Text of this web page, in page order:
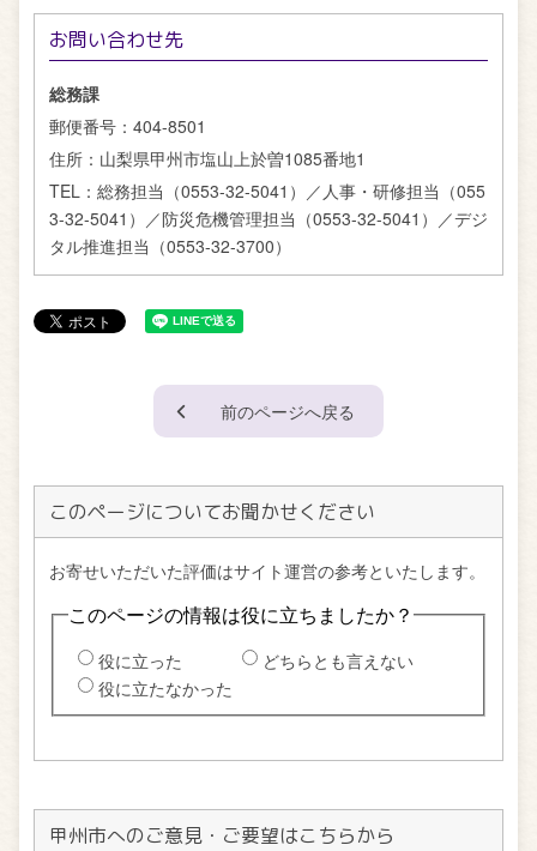
お問い合わせ先
総務課
郵便番号： 404-8501
住所： 山梨県甲州市塩山上於曽1085番地1
TEL： 総務担当（0553-32-5041）／人事・研修担当（055
3-32-5041）／防災危機管理担当（0553-32-5041）／デジ
タル推進担当（0553-32-3700）
前のページへ戻る
このページについてお聞かせください
甲州市へのご意見・ご要望はこちらから